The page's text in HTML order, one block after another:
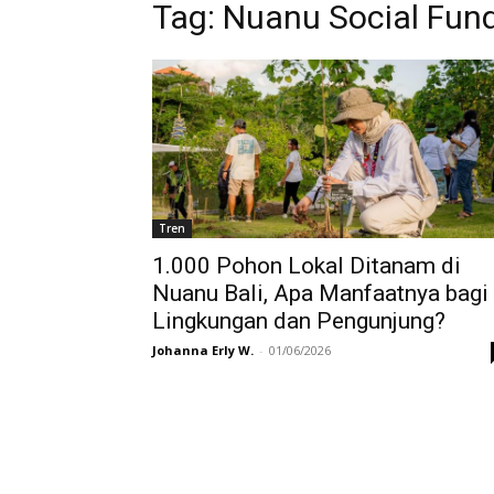
Tag: Nuanu Social
Tren
1.000 Pohon Lokal Ditanam di
Nuanu Bali, Apa Manfaatnya bagi
Lingkungan dan Pengunjung?
Johanna Erly W. - 01/06/2026